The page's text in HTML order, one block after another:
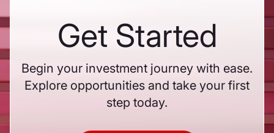
Get Started
Begin your investment journey with ease.
Explore opportunities and take your first
step today.